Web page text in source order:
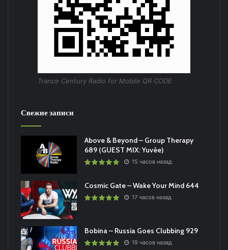
Trance Century Radio for Mobile QR CODE
Свежие записи
Above & Beyond – Group Therapy
689 (GUEST MIX: Yuvèe)
15 часов назад
Cosmic Gate – Wake Your Mind 644
17 часов назад
Bobina – Russia Goes Clubbing 929
19 часов назад